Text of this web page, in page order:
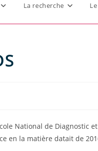
La recherche
National de Diagnostic
en la matière datait de